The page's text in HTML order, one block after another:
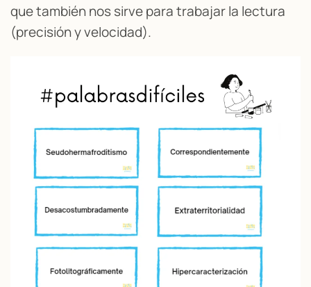
que también nos sirve para trabajar la lectura
(precisión y velocidad).